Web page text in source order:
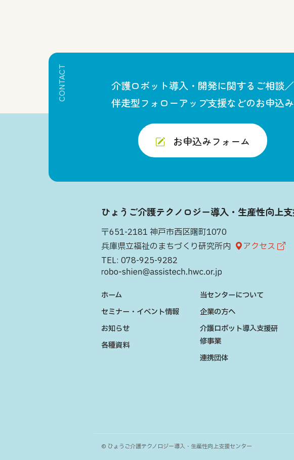
CONTACT
介護ロボット導入・開発に関するご相談／
伴走型フォローアップ支援などのお申込み
お申込みフォーム
ひょうご介護テクノロジー導入・生産性向上
〒651-2181 神戸市西区曙町1070
兵庫県立福祉のまちづくり研究所内
アクセス
TEL: 078-925-9282
ホーム
セミナー・イベント情報
お知らせ
各種資料
当センターについて
企業の方へ
介護ロボット導入支援研
修事業
連携団体
© ひょうご介護テクノロジー導入・生産性向上支援センター